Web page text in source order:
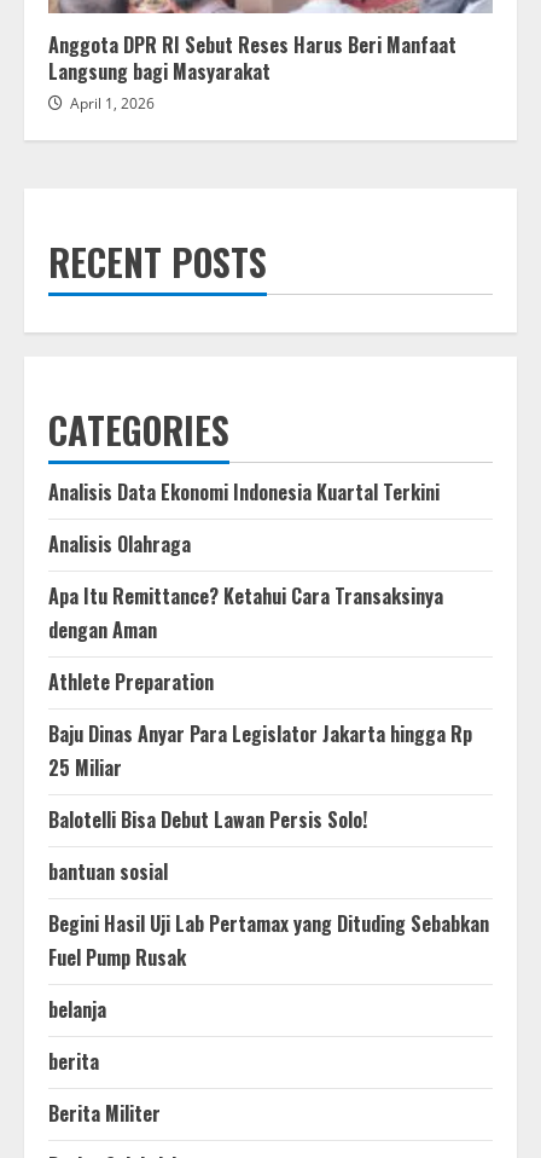
Anggota DPR RI Sebut Reses Harus Beri Manfaat
Langsung bagi Masyarakat
April 1, 2026
RECENT POSTS
CATEGORIES
Analisis Data Ekonomi Indonesia Kuartal Terkini
Analisis Olahraga
Apa Itu Remittance? Ketahui Cara Transaksinya
dengan Aman
Athlete Preparation
Baju Dinas Anyar Para Legislator Jakarta hingga Rp
25 Miliar
Balotelli Bisa Debut Lawan Persis Solo!
bantuan sosial
Begini Hasil Uji Lab Pertamax yang Dituding Sebabkan
Fuel Pump Rusak
belanja
berita
Berita Militer